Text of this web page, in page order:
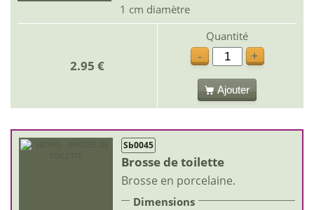
1 cm diamètre
2.95 €
Quantité
-
+
Ajouter
Sb0045
Brosse de toilette
Brosse en porcelaine.
Dimensions